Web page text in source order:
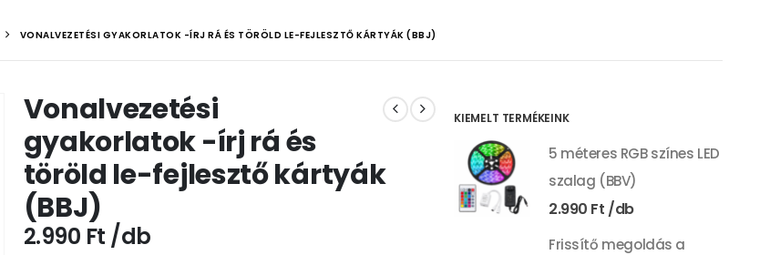
VONALVEZETÉSI GYAKORLATOK -ÍRJ RÁ ÉS TÖRÖLD LE-FEJLESZTŐ KÁRTYÁK (BBJ)
Vonalvezetési
gyakorlatok -írj rá és
töröld le-fejlesztő kártyák
(BBJ)
2.990 Ft
KIEMELT TERMÉKEINK
5 méteres RGB színes LED
szalag (BBV)
2.990 Ft
Frissítő megoldás a